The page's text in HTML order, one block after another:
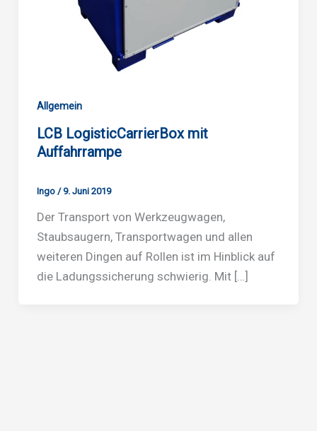
Allgemein
LCB LogisticCarrierBox mit
Auffahrrampe
Ingo /9. Juni 2019
Der Transport von Werkzeugwagen,
Staubsaugern, Transportwagen und allen
weiteren Dingen auf Rollen ist im Hinblick auf
die Ladungssicherung schwierig. Mit […]